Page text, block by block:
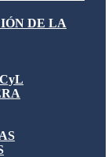
DE LA